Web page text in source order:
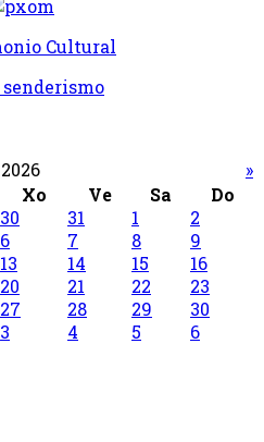
2026
»
Xo Ve Sa
Do
30 31 1
2
6 7 8
9
13 14 15
16
20 21 22
23
27 28 29
30
3 4 5 6